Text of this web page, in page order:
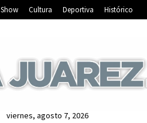
Show Cultura Deportiva Histórico
viernes, agosto 7, 2026